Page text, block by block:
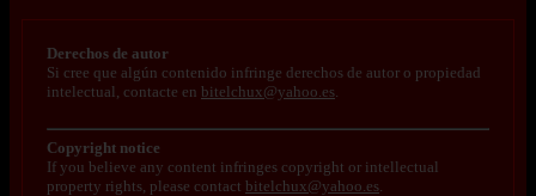
Derechos de autor
Si cree que algún contenido infringe derechos de autor o propiedad
intelectual, contacte en bitelchux@yahoo.es
Copyright notice
If you believe any content infringes copyright or intellectual
property rights, please contact bitelchux@yahoo.es